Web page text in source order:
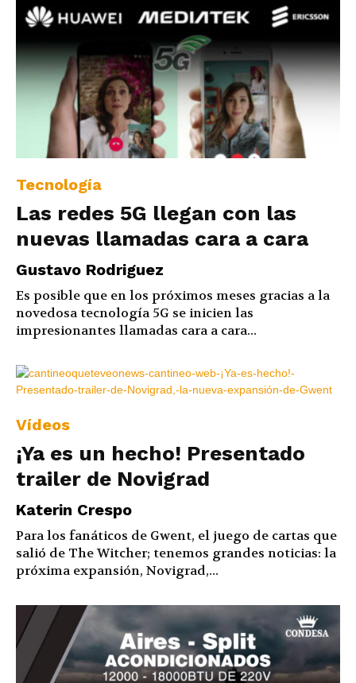
Tecnología
Las redes 5G llegan con las
nuevas llamadas cara a cara
Gustavo Rodriguez
Es posible que en los próximos meses gracias a la
novedosa tecnología 5G se inicien las
impresionantes llamadas cara a cara...
Vídeos
¡Ya es un hecho! Presentado
trailer de Novigrad
Katerin Crespo
Para los fanáticos de Gwent, el juego de cartas que
salió de The Witcher; tenemos grandes noticias: la
próxima expansión, Novigrad,...